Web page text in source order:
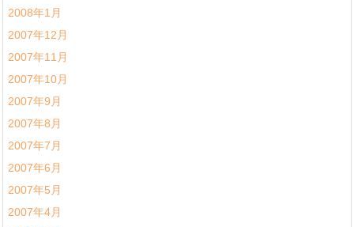
2008年1月
2007年12月
2007年11月
2007年10月
2007年9月
2007年8月
2007年7月
2007年6月
2007年5月
2007年4月